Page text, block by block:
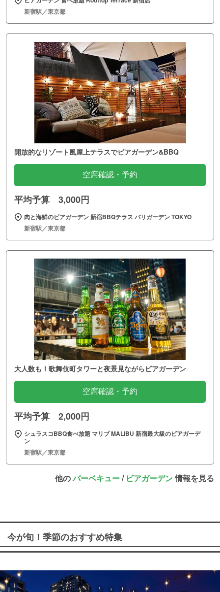
新宿駅／東京都
開放的なリゾート風屋上テラスでビアガーデン&BBQ
空席確認・予約
平均予算 3,000円
肉と海鮮のビアガーデン 新宿BBQテラス バリガーデン TOKYO
新宿駅／東京都
大人数も！歌舞伎町タワーと夜景見ながらビアガーデン
空席確認・予約
平均予算 2,000円
シュラスコBBQ食べ放題 マリブ MALIBU 新宿最大級のビアガーデ
ン
新宿駅／東京都
他のバーベキュー/ ビアガーデン情報を見る
今が旬！季節のおすすめ特集